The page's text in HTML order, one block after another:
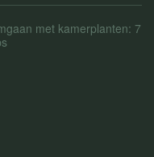
met kamerplanten: 7